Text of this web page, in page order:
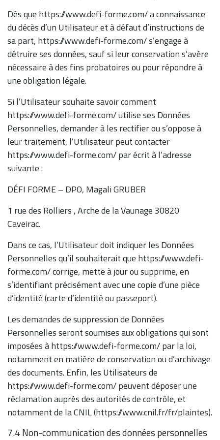
Dès que https://www.defi-forme.com/ a connaissance
du décès d’un Utilisateur et à défaut d’instructions de
sa part, https://www.defi-forme.com/ s’engage à
détruire ses données, sauf si leur conservation s’avère
nécessaire à des fins probatoires ou pour répondre à
une obligation légale.
Si l’Utilisateur souhaite savoir comment
https://www.defi-forme.com/ utilise ses Données
Personnelles, demander à les rectifier ou s’oppose à
leur traitement, l’Utilisateur peut contacter
https://www.defi-forme.com/ par écrit à l’adresse
suivante :
DÉFI FORME – DPO, Magali GRUBER
1 rue des Rolliers , Arche de la Vaunage 30820
Caveirac.
Dans ce cas, l’Utilisateur doit indiquer les Données
Personnelles qu’il souhaiterait que https://www.defi-
forme.com/ corrige, mette à jour ou supprime, en
s’identifiant précisément avec une copie d’une pièce
d’identité (carte d’identité ou passeport).
Les demandes de suppression de Données
Personnelles seront soumises aux obligations qui sont
imposées à https://www.defi-forme.com/ par la loi,
notamment en matière de conservation ou d’archivage
des documents. Enfin, les Utilisateurs de
https://www.defi-forme.com/ peuvent déposer une
réclamation auprès des autorités de contrôle, et
notamment de la CNIL (https://www.cnil.fr/fr/plaintes).
7.4 Non-communication des données personnelles